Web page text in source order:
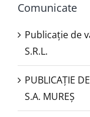
Comunicate
Publicație de
S.R.L.
PUBLICAŢIE
S.A. MUREȘ